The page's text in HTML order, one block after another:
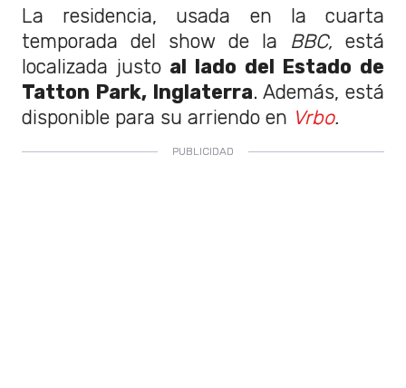
La residencia, usada en la cuarta
temporada del show de la BBC, está
localizada justo al lado del Estado de
Tatton Park, Inglaterra. Además, está
disponible para su arriendo en Vrbo.